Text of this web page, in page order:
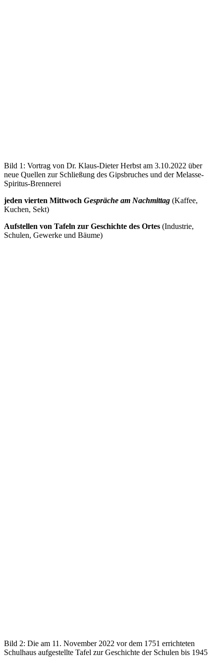
Bild 1: Vortrag von Dr. Klaus-Dieter Herbst am 3.10.2022 über
neue Quellen zur Schließung des Gipsbruches und der Melasse-
Spiritus-Brennerei
jeden vierten Mittwoch Gespräche am Nachmittag (Kaffee,
Kuchen, Sekt)
Aufstellen von Tafeln zur Geschichte des Ortes (Industrie,
Schulen, Gewerke und Bäume)
Bild 2: Die am 11. November 2022 vor dem 1751 errichteten
Schulhaus aufgestellte Tafel zur Geschichte der Schulen bis 1945